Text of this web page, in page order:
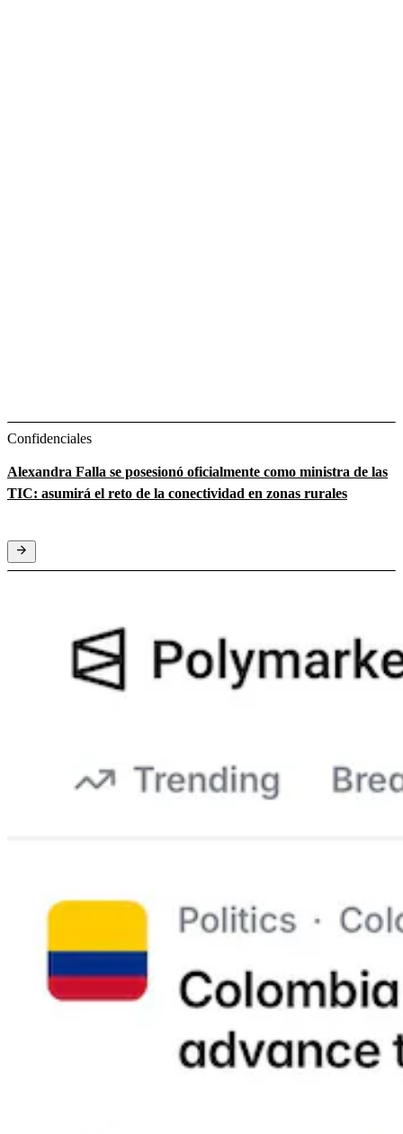
Confidenciales
Alexandra Falla se posesionó oficialmente como ministra de las
TIC: asumirá el reto de la conectividad en zonas rurales